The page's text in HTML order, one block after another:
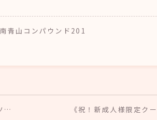
山コンパウンド201
… 《祝！新成人様限定ク